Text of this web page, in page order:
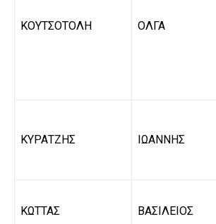
ΚΟΥΤΣΟΤΟΛΗ ΟΛΓΑ
ΚΥΡΑΤΖΗΣ ΙΩΑΝΝΗΣ
ΚΩΤΤΑΣ ΒΑΣΙΛΕΙΟΣ